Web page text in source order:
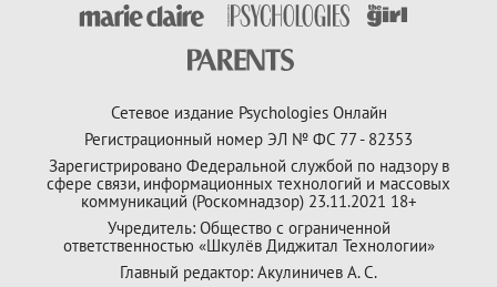
Сетевое издание Psychologies Онлайн
Регистрационный номер ЭЛ № ФС 77 - 82353
Зарегистрировано Федеральной службой по надзору в
сфере связи, информационных технологий и массовых
коммуникаций (Роскомнадзор) 23.11.2021 18+
Учредитель: Общество с ограниченной
ответственностью «Шкулёв Диджитал Технологии»
Главный редактор: Акулиничев А. С.